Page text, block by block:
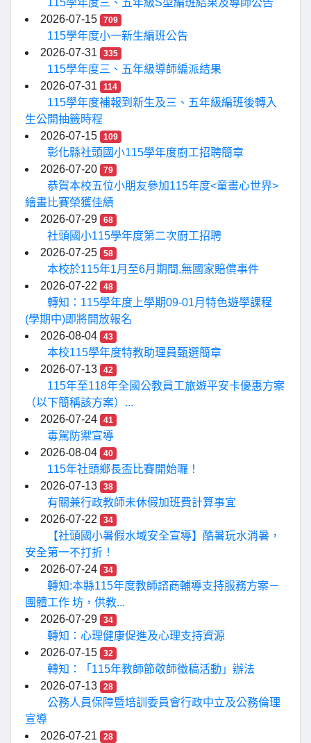
115學年度三、五年級S型編班結果及導師公告
2026-07-15
709
115學年度小一新生編班公告
2026-07-31
335
115學年度三、五年級導師編派結果
2026-07-31
114
115學年度補報到新生及三、五年級編班後轉入
生公開抽籤時程
2026-07-15
109
彰化縣社頭國小115學年度廚工招聘簡章
2026-07-20
79
恭賀本校五位小朋友參加115年度<童畫心世界>
繪畫比賽榮獲佳績
2026-07-29
68
社頭國小115學年度第二次廚工招聘
2026-07-25
58
本校於115年1月至6月期間,無國家賠償事件
2026-07-22
48
轉知：115學年度上學期09-01月特色遊學課程
(學期中)即將開放報名
2026-08-04
43
本校115學年度特教助理員甄選簡章
2026-07-13
42
115年至118年全國公教員工旅遊平安卡優惠方案
（以下簡稱該方案）...
2026-07-24
41
毒駕防禦宣導
2026-08-04
40
115年社頭鄉長盃比賽開始囉！
2026-07-13
38
有關兼行政教師未休假加班費計算事宜
2026-07-22
34
【社頭國小暑假水域安全宣導】酷暑玩水消暑，
安全第一不打折！
2026-07-24
34
轉知:本縣115年度教師諮商輔導支持服務方案－
團體工作 坊，供教...
2026-07-29
34
轉知：心理健康促進及心理支持資源
2026-07-15
32
轉知：「115年教師節敬師徵稿活動」辦法
2026-07-13
28
公務人員保障暨培訓委員會行政中立及公務倫理
宣導
2026-07-21
28